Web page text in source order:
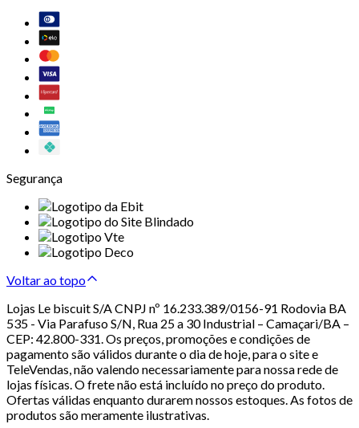
Segurança
Voltar ao topo
Lojas Le biscuit S/A CNPJ nº 16.233.389/0156-91 Rodovia BA
535 - Via Parafuso S/N, Rua 25 a 30 Industrial – Camaçari/BA –
CEP: 42.800-331. Os preços, promoções e condições de
pagamento são válidos durante o dia de hoje, para o site e
TeleVendas, não valendo necessariamente para nossa rede de
lojas físicas. O frete não está incluído no preço do produto.
Ofertas válidas enquanto durarem nossos estoques. As fotos de
produtos são meramente ilustrativas.